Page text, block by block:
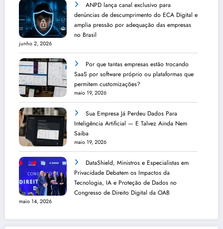
ANPD lança canal exclusivo para
denúncias de descumprimento do ECA Digital e
amplia pressão por adequação das empresas
no Brasil
junho 2, 2026
Por que tantas empresas estão trocando
SaaS por software próprio ou plataformas que
permitem customizações?
maio 19, 2026
Sua Empresa Já Perdeu Dados Para
Inteligência Artificial — E Talvez Ainda Nem
Saiba
maio 19, 2026
DataShield, Ministros e Especialistas em
Privacidade Debatem os Impactos da
Tecnologia, IA e Proteção de Dados no
Congresso de Direito Digital da OAB
maio 14, 2026